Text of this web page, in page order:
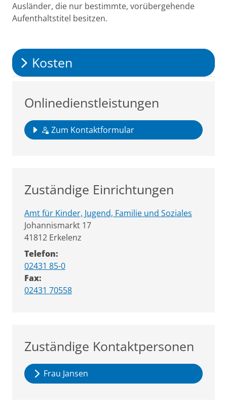
Ausländer, die nur bestimmte, vorübergehende
Aufenthaltstitel besitzen.
Kosten
Onlinedienstleistungen
Zum Kontaktformular
Zuständige Einrichtungen
Amt für Kinder, Jugend, Familie und Soziales
Straße:
Johannismarkt Hausnummer:
17
PLZ:
41812 Ort:
Erkelenz
Telefon:
02431 85-0
Fax:
02431 70558
Zuständige Kontaktpersonen
Frau Jansen